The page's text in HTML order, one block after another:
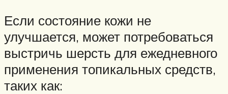
Если состояние кожи не
улучшается, может потребоваться
выстричь шерсть для ежедневного
применения топикальных средств,
таких как: